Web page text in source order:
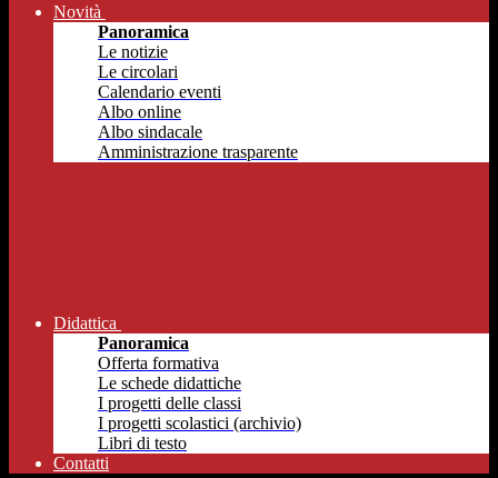
Novità
Panoramica
Le notizie
Le circolari
Calendario eventi
Albo online
Albo sindacale
Amministrazione trasparente
Didattica
Panoramica
Offerta formativa
Le schede didattiche
I progetti delle classi
I progetti scolastici (archivio)
Libri di testo
Contatti